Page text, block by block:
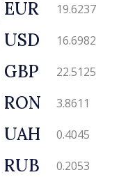
EUR 19.6237
USD 16.6982
GBP 22.5125
RON 3.8611
UAH 0.4045
RUB 0.2053